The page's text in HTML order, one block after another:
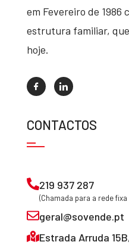
em Fevereiro de 1986
estrutura familiar,
hoje.
CONTACTOS
219 937 287
(Chamada para a rede
geral@sovende.pt
Estrada Arruda